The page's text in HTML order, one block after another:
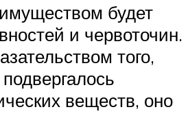
будет
и червоточин.
того,
веществ, оно